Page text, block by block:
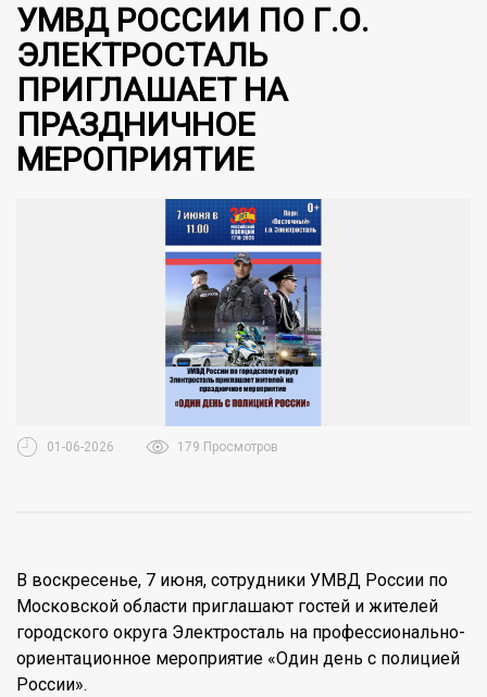
УМВД РОССИИ ПО Г.О.
ЭЛЕКТРОСТАЛЬ
ПРИГЛАШАЕТ НА
ПРАЗДНИЧНОЕ
МЕРОПРИЯТИЕ
01-06-2026 179 Просмотров
В воскресенье, 7 июня, сотрудники УМВД России по
Московской области приглашают гостей и жителей
городского округа Электросталь на профессионально-
ориентационное мероприятие «Один день с полицией
России».